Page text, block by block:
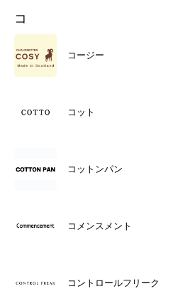
コ
コージー
コット
コットンパン
コメンスメント
コントロールフリーク